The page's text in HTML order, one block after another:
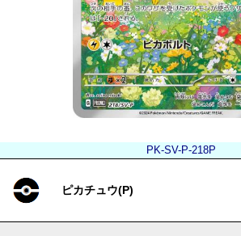
PK-SV-P-218P
ピカチュウ(P)